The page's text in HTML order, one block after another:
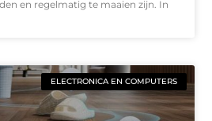
en regelmatig te maaien zijn. In
ELECTRONICA EN COMPUTERS